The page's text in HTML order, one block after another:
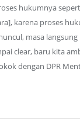
hukumnya
karena proses
masa
clear, baru kita
dengan DPR